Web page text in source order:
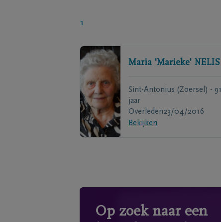
1
Maria 'Marieke' NELIS
Sint-Antonius (Zoersel) - 91
jaar
Overleden23/04/2016
Bekijken
Op zoek naar een